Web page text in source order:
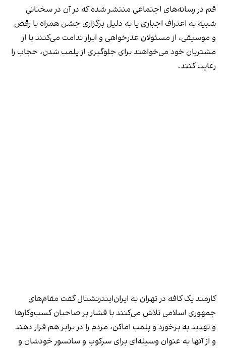
قم در رسانه‌های اجتماعی منتشر شده که در آن در سخنانی
شبیه به اعتراف اجباری یا به دلیل برگزاری جشن همراه با رقص
و موسیقی، از مسئولان عذرخواهی و ابراز ندامت می‌کنند یا از
مشتریان خود می‌خواهند برای جلوگیری از پلمب شدن، حجاب را
رعایت کنند.
کارمند یک کافه در تهران به ایران‌اینترنشنال گفت مقام‌های
جمهوری اسلامی تلاش می‌کنند با فشار بر صاحبان کسب‌وکارها
و تهدید به برخورد و پلمب اماکن، مردم را در برابر هم قرار دهند
و از آنها به عنوان وسیله‌ای برای سرکوب و سانسور خودشان و